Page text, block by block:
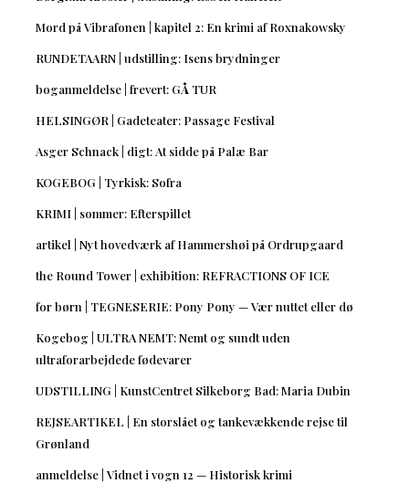
Mord på Vibrafonen | kapitel 2: En krimi af Roxnakowsky
RUNDETAARN | udstilling: Isens brydninger
boganmeldelse | frevert: GÅ TUR
HELSINGØR | Gadeteater: Passage Festival
Asger Schnack | digt: At sidde på Palæ Bar
KOGEBOG | Tyrkisk: Sofra
KRIMI | sommer: Efterspillet
artikel | Nyt hovedværk af Hammershøi på Ordrupgaard
the Round Tower | exhibition: REFRACTIONS OF ICE
for børn | TEGNESERIE: Pony Pony — Vær nuttet eller dø
Kogebog | ULTRA NEMT: Nemt og sundt uden
ultraforarbejdede fødevarer
UDSTILLING | KunstCentret Silkeborg Bad: Maria Dubin
REJSEARTIKEL | En storslået og tankevækkende rejse til
Grønland
anmeldelse | Vidnet i vogn 12 — Historisk krimi